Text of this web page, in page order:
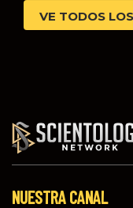
VE TODOS
NUESTRA CANAL